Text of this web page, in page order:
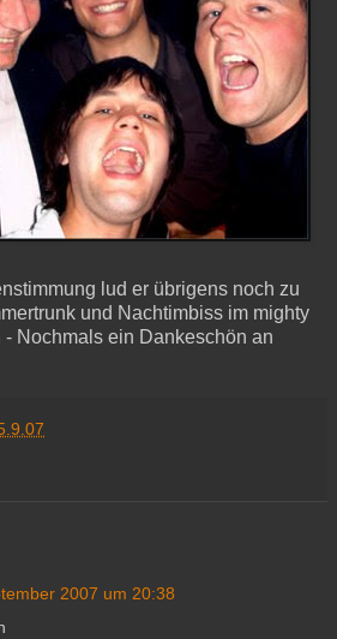
lud er übrigens noch zu
und Nachtimbiss im mighty
Nochmals ein Dankeschön an
2007 um 20:38